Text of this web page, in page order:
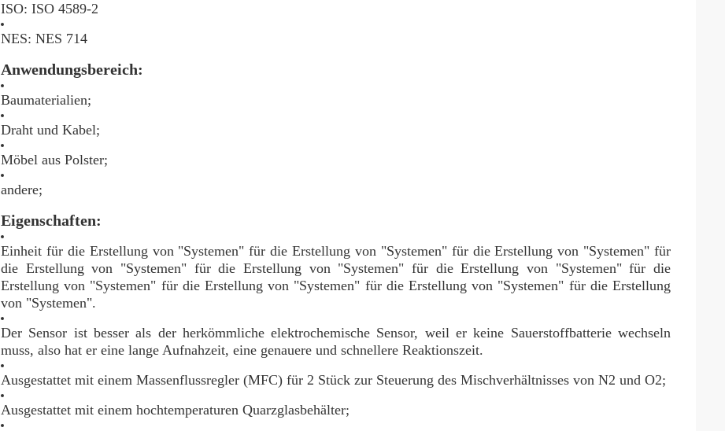
ISO: ISO 4589-2
NES: NES 714
Anwendungsbereich:
Baumaterialien;
Draht und Kabel;
Möbel aus Polster;
andere;
Eigenschaften:
Einheit für die Erstellung von "Systemen" für die Erstellung von "Systemen" für die Erstellung von "Systemen" für
die Erstellung von "Systemen" für die Erstellung von "Systemen" für die Erstellung von "Systemen" für die
Erstellung von "Systemen" für die Erstellung von "Systemen" für die Erstellung von "Systemen" für die Erstellung
von "Systemen".
Der Sensor ist besser als der herkömmliche elektrochemische Sensor, weil er keine Sauerstoffbatterie wechseln
muss, also hat er eine lange Aufnahzeit, eine genauere und schnellere Reaktionszeit.
Ausgestattet mit einem Massenflussregler (MFC) für 2 Stück zur Steuerung des Mischverhältnisses von N2 und O2;
Ausgestattet mit einem hochtemperaturen Quarzglasbehälter;